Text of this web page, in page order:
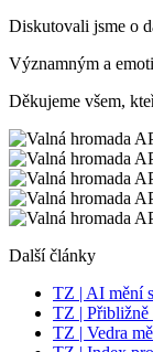
Diskutovali jsme o
Významným a
Děkujeme všem,
Další články
TZ | AI mění
TZ | Přibližně
TZ | Vedra